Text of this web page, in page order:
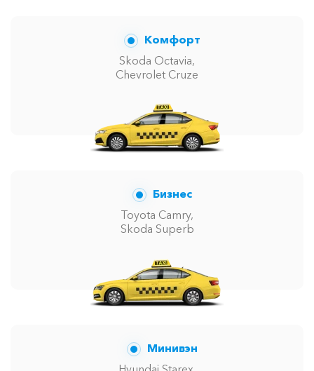
Комфорт
Skoda Octavia,
Chevrolet Cruze
Бизнес
Toyota Camry,
Skoda Superb
Минивэн